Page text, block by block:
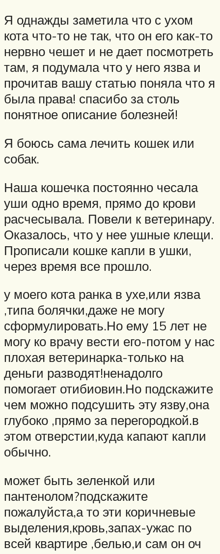
Я однажды заметила что с ухом
кота что-то не так, что он его как-то
нервно чешет и не дает посмотреть
там, я подумала что у него язва и
прочитав вашу статью поняла что я
была права! спасибо за столь
понятное описание болезней!
Я боюсь сама лечить кошек или
собак.
Наша кошечка постоянно чесала
уши одно время, прямо до крови
расчесывала. Повели к ветеринару.
Оказалось, что у нее ушные клещи.
Прописали кошке капли в ушки,
через время все прошло.
у моего кота ранка в ухе,или язва
,типа болячки,даже не могу
сформулировать.Но ему 15 лет не
могу ко врачу вести его-потом у нас
плохая ветеринарка-только на
деньги разводят!ненадолго
помогает отибиовин.Но подскажите
чем можно подсушить эту язву,она
глубоко ,прямо за перегородкой.в
этом отверстии,куда капают капли
обычно.
может быть зеленкой или
пантенолом?подскажите
пожалуйста,а то эти коричневые
выделения,кровь,запах-ужас по
всей квартире ,белью,и сам он оч